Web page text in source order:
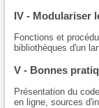
IV - Modulariser
Fonctions et
bibliothèques d'un
V - Bonnes
Présentation du
en ligne, sources